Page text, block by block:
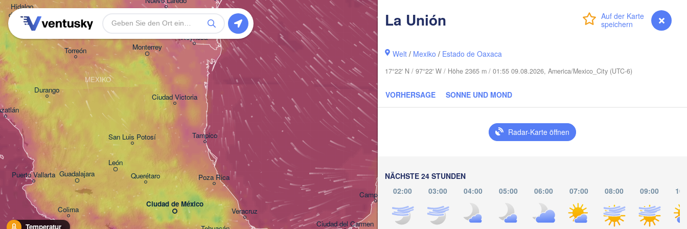
myVentusky Vorhersage
La Unión
Welt / Mexiko / Estado de Oaxaca
17°22' N / 97°22' W / Höhe 2365 m / 01:55 09.08.2026, America/Mexico_City (UTC-6)
VORHERSAGE SONNE UND MOND
Radar-Karte öffnen
NÄCHSTE 24 STUNDEN
02:00
03:00 04:00 05:00 06:00 07:00 08:00 09:00
Temperatur
Durango
Torreón
Hidalgo
del Parral
MEXIKO
Guadalajara
León
Puerto Vallarta
Colima
Monterrey
Reynosa
San Luis Potosí
Ciudad Victoria
Tampico
Ciudad de México
Querétaro
Campeche
Poza Rica
Ciudad del Carmen
Veracruz
Cape Coral
Pinar del Río